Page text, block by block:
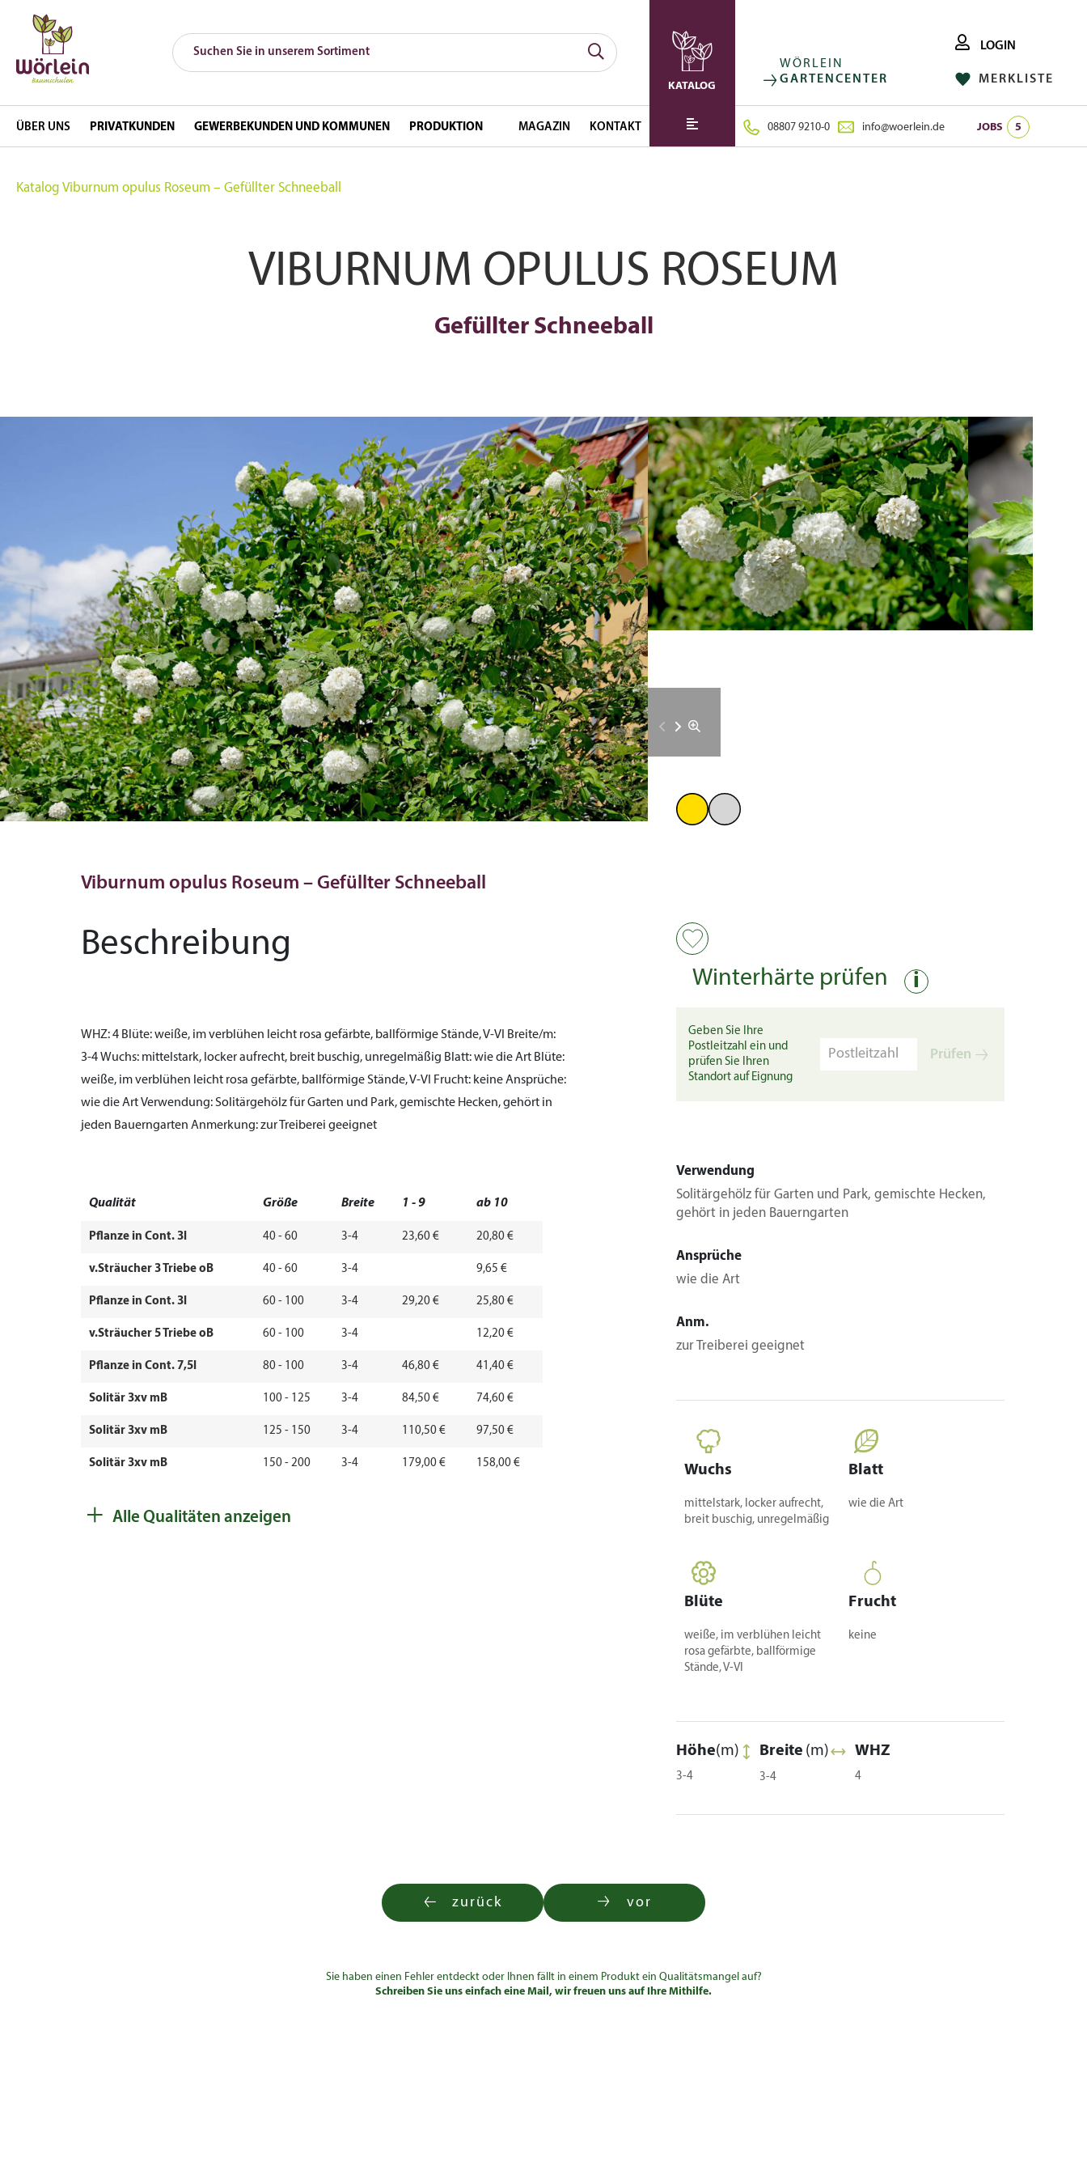
KATALOG
ÜBER UNS PRIVATKUNDEN GEWERBEKUNDEN UND KOMMUNEN PRODUKTION MAGAZIN KONTAKT
WÖRLEIN
GARTENCENTER
LOGIN
MERKLISTE
08807 9210-0 info@woerlein.de JOBS 5
FOLGE UNS AUF: INSTAGRAM FACEBOOK
Katalog Viburnum opulus Roseum – Gefüllter Schneeball
VIBURNUM OPULUS ROSEUM
Gefüllter Schneeball
Viburnum opulus Roseum – Gefüllter Schneeball
Beschreibung
WHZ:4 Blüte:weiße, im verblühen leicht rosa gefärbte, ballförmige Stände, V-VI Breite/m:
3-4Wuchs: mittelstark, locker aufrecht, breit buschig, unregelmäßig Blatt:wie die Art Blüte:
weiße, im verblühen leicht rosa gefärbte, ballförmige Stände, V-VI Frucht: keineAnsprüche:
wie die ArtVerwendung:Solitärgehölz für Garten und Park, gemischte Hecken, gehört in
jeden Bauerngarten Anmerkung:zur Treiberei geeignet
Qualität Größe Breite 1 - 9 ab 10
Pflanze in Cont. 3l 40 - 60 3-4 23,60 € 20,80 €
v.Sträucher 3 Triebe oB 40 - 60 3-4 9,65 €
Pflanze in Cont. 3l 60 - 100 3-4 29,20 € 25,80 €
v.Sträucher 5 Triebe oB 60 - 100 3-4 12,20 €
Pflanze in Cont. 7,5l 80 - 100 3-4 46,80 € 41,40 €
Solitär 3xv mB 100 - 125 3-4 84,50 € 74,60 €
Solitär 3xv mB 125 - 150 3-4 110,50 € 97,50 €
Solitär 3xv mB 150 - 200 3-4 179,00 € 158,00 €
+ Alle Qualitäten anzeigen
Winterhärte prüfen i
Geben Sie Ihre
Postleitzahl ein und
prüfen Sie Ihren
Standort auf Eignung
Prüfen
Verwendung
Solitärgehölz für Garten und Park, gemischte Hecken,
gehört in jeden Bauerngarten
Ansprüche
wie die Art
Anm.
zur Treiberei geeignet
Wuchs
mittelstark, locker aufrecht,
breit buschig, unregelmäßig
Blatt
wie die Art
Blüte
weiße, im verblühen leicht
rosa gefärbte, ballförmige
Stände, V-VI
Frucht
keine
Höhe(m)
3-4
Breite (m)
3-4
WHZ
4
zurück vor
Sie haben einen Fehler entdeckt oder Ihnen fällt in einem Produkt ein Qualitätsmangel auf?
Schreiben Sie uns einfach eine Mail, wir freuen uns auf Ihre Mithilfe.